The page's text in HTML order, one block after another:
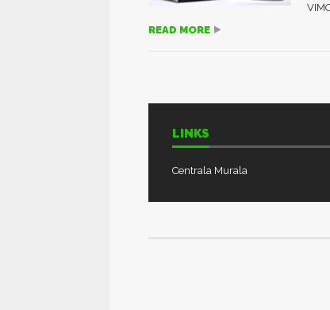
READ MORE
LINKS
Centrala Murala